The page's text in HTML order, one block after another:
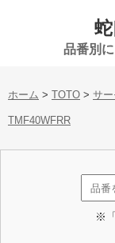
品番別
ホーム > TOTO > サー
TMF40WFRR
※